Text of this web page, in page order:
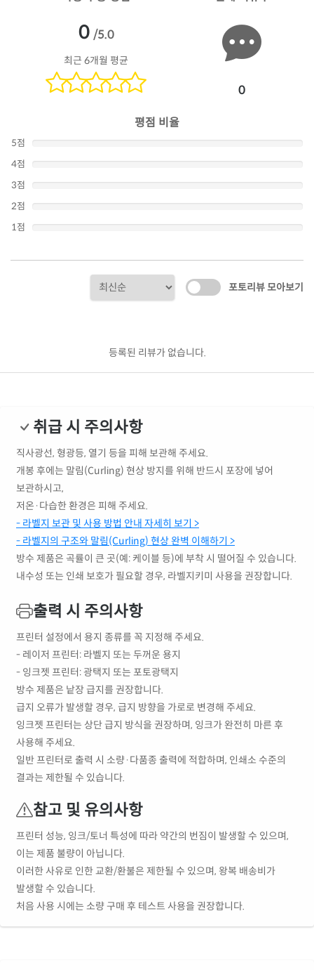
0 /5.0
최근 6개월 평균
0
평점 비율
5점
4점
3점
2점
1점
포토리뷰 모아보기
등록된 리뷰가 없습니다.
취급 시 주의사항
직사광선, 형광등, 열기 등을 피해 보관해 주세요.
개봉 후에는 말림(Curling) 현상 방지를 위해 반드시 포장에 넣어
보관하시고,
저온·다습한 환경은 피해 주세요.
- 라벨지 보관 및 사용 방법 안내 자세히 보기 >
- 라벨지의 구조와 말림(Curling) 현상 완벽 이해하기 >
방수 제품은 곡률이 큰 곳(예: 케이블 등)에 부착 시 떨어질 수 있습니다.
내수성 또는 인쇄 보호가 필요할 경우, 라벨지키미 사용을 권장합니다.
출력 시 주의사항
프린터 설정에서 용지 종류를 꼭 지정해 주세요.
- 레이저 프린터: 라벨지 또는 두꺼운 용지
- 잉크젯 프린터: 광택지 또는 포토광택지
방수 제품은 낱장 급지를 권장합니다.
급지 오류가 발생할 경우, 급지 방향을 가로로 변경해 주세요.
잉크젯 프린터는 상단 급지 방식을 권장하며, 잉크가 완전히 마른 후
사용해 주세요.
일반 프린터로 출력 시 소량·다품종 출력에 적합하며, 인쇄소 수준의
결과는 제한될 수 있습니다.
참고 및 유의사항
프린터 성능, 잉크/토너 특성에 따라 약간의 번짐이 발생할 수 있으며,
이는 제품 불량이 아닙니다.
이러한 사유로 인한 교환/환불은 제한될 수 있으며, 왕복 배송비가
발생할 수 있습니다.
처음 사용 시에는 소량 구매 후 테스트 사용을 권장합니다.